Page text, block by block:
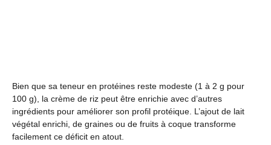
Bien que sa teneur en protéines reste modeste (1 à 2 g pour
100 g), la crème de riz peut être enrichie avec d’autres
ingrédients pour améliorer son profil protéique. L’ajout de lait
végétal enrichi, de graines ou de fruits à coque transforme
facilement ce déficit en atout.